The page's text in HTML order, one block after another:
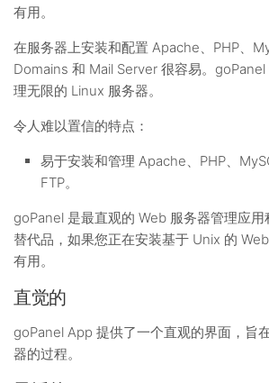
有用。
在服务器上安装和配置 Apache、PHP、
Domains 和 Mail Server 很容易。
理无限的 Linux 服务器。
令人难以置信的特点：
易于安装和管理 Apache、PHP、
FTP。
goPanel 是最直观的 Web 服务器管理应
替代品，如果您正在安装基于 Unix 的
有用。
直觉的
goPanel App 提供了一个直观的界面，旨
器的过程。